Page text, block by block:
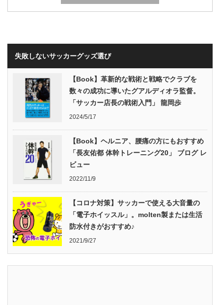
失敗しないサッカーグッズ選び
【Book】革新的な戦術と戦略でクラブを
数々の成功に導いたグアルディオラ監督。
「サッカー店長の戦術入門」 龍岡歩
2024/5/17
【Book】ヘルニア、腰痛の方にもおすすめ
「長友佑都 体幹トレーニング20」 ブログ レ
ビュー
2022/11/9
【コロナ対策】サッカーで使える大音量の
「電子ホイッスル」。molten製または生活
防水付きがおすすめ♪
2021/9/27